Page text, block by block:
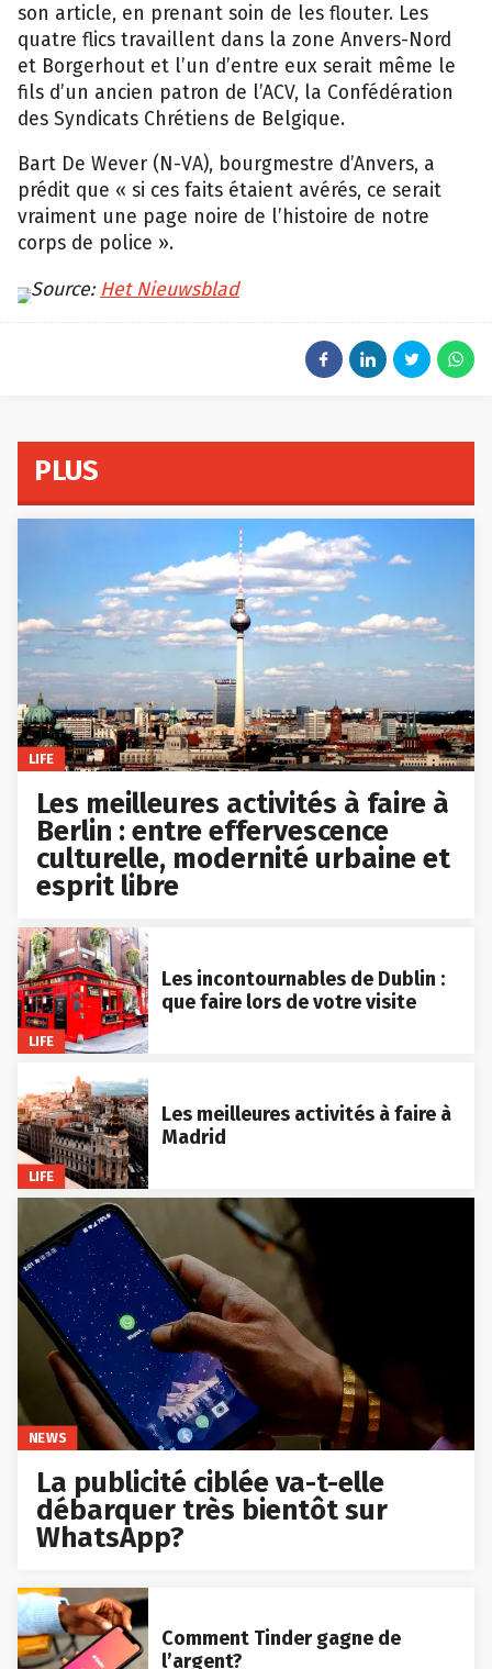
son article, en prenant soin de les flouter. Les
quatre flics travaillent dans la zone Anvers-Nord
et Borgerhout et l’un d’entre eux serait même le
fils d’un ancien patron de l’ACV, la Confédération
des Syndicats Chrétiens de Belgique.
Bart De Wever (N-VA), bourgmestre d’Anvers, a
prédit que « si ces faits étaient avérés, ce serait
vraiment une page noire de l’histoire de notre
corps de police ».
Source:Het Nieuwsblad
PLUS
LIFE
Les meilleures activités à faire à
Berlin : entre effervescence
culturelle, modernité urbaine et
esprit libre
LIFE
Les incontournables de Dublin :
que faire lors de votre visite
LIFE
Les meilleures activités à faire à
Madrid
NEWS
La publicité ciblée va-t-elle
débarquer très bientôt sur
WhatsApp?
Comment Tinder gagne de
l’argent?